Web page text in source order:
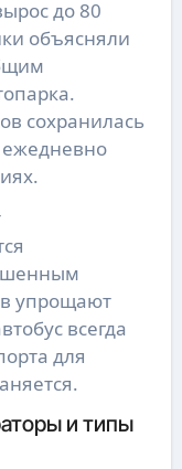
до 80
объясняли
сохранилась
ежедневно
упрощают
всегда
для
и типы